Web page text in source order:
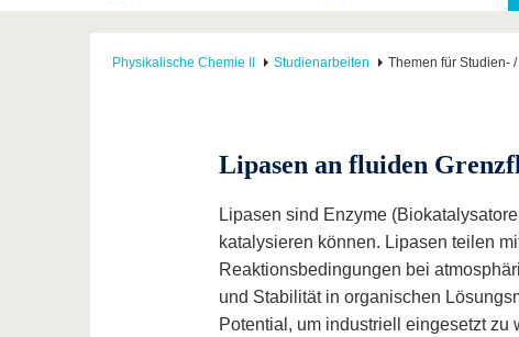
Partnerschaften &
Strukturwandel
Wissenschaftlicher
Nachwuchs
Nach
Physikalische Chemie II Studienarbeiten Themen für Studien-
Lipasen an fluiden
Lipasen sind Enzyme
katalysieren können. Lipasen teilen
Reaktionsbedingungen bei
und Stabilität in organischen
Potential, um industriell eingesetzt